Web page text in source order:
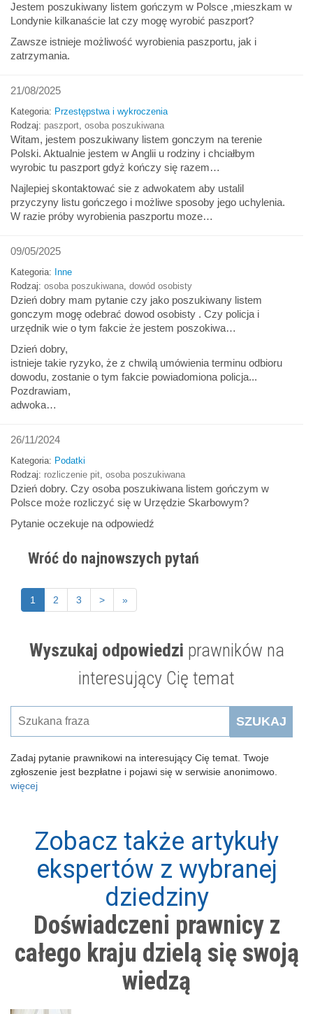
Wyszukaj odpowiedzi prawników na
interesujący Cię temat
SZUKAJ
Zadaj pytanie prawnikowi na interesujący Cię temat. Twoje
zgłoszenie jest bezpłatne i pojawi się w serwisie anonimowo.
więcej
Jestem poszukiwany listem gończym w Polsce ,mieszkam w
Londynie kilkanaście lat czy mogę wyrobić paszport?
Zawsze istnieje możliwość wyrobienia paszportu, jak i
zatrzymania.
21/08/2025
Kategoria: Przestępstwa i wykroczenia
Rodzaj: paszport osoba poszukiwana
Witam, jestem poszukiwany listem gonczym na terenie
Polski. Aktualnie jestem w Anglii u rodziny i chciałbym
wyrobic tu paszport gdyż kończy się razem…
Najlepiej skontaktować sie z adwokatem aby ustalil
przyczyny listu gończego i możliwe sposoby jego uchylenia.
W razie próby wyrobienia paszportu moze…
09/05/2025
Kategoria: Inne
Rodzaj: osoba poszukiwana dowód osobisty
Dzień dobry mam pytanie czy jako poszukiwany listem
gonczym mogę odebrać dowod osobisty . Czy policja i
urzędnik wie o tym fakcie że jestem poszokiwa…
Dzień dobry,
istnieje takie ryzyko, że z chwilą umówienia terminu odbioru
dowodu, zostanie o tym fakcie powiadomiona policja...
Pozdrawiam,
adwoka…
26/11/2024
Kategoria: Podatki
Rodzaj: rozliczenie pit osoba poszukiwana
Dzień dobry. Czy osoba poszukiwana listem gończym w
Polsce może rozliczyć się w Urzędzie Skarbowym?
Pytanie oczekuje na odpowiedź
Wróć do najnowszych pytań
1 2 3 > »
Zobacz także artykuły
ekspertów z wybranej
dziedziny
Doświadczeni prawnicy z
całego kraju dzielą się swoją
wiedzą